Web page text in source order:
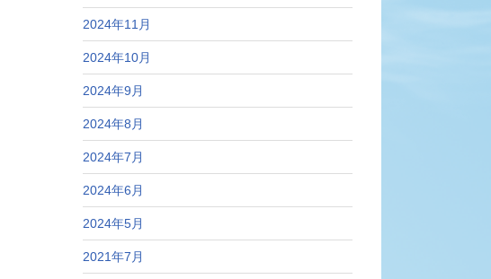
2024年11月
2024年10月
2024年9月
2024年8月
2024年7月
2024年6月
2024年5月
2021年7月